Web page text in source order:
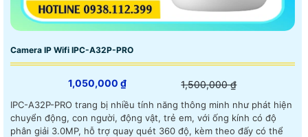
Camera IP Wifi IPC-A32P-PRO
1,050,000 ₫ 1,500,000 ₫
IPC-A32P-PRO trang bị nhiều tính năng thông minh như phát hiện
chuyển động, con người, động vật, trẻ em, với ống kính có độ
phân giải 3.0MP, hỗ trợ quay quét 360 độ, kèm theo đấy có thể